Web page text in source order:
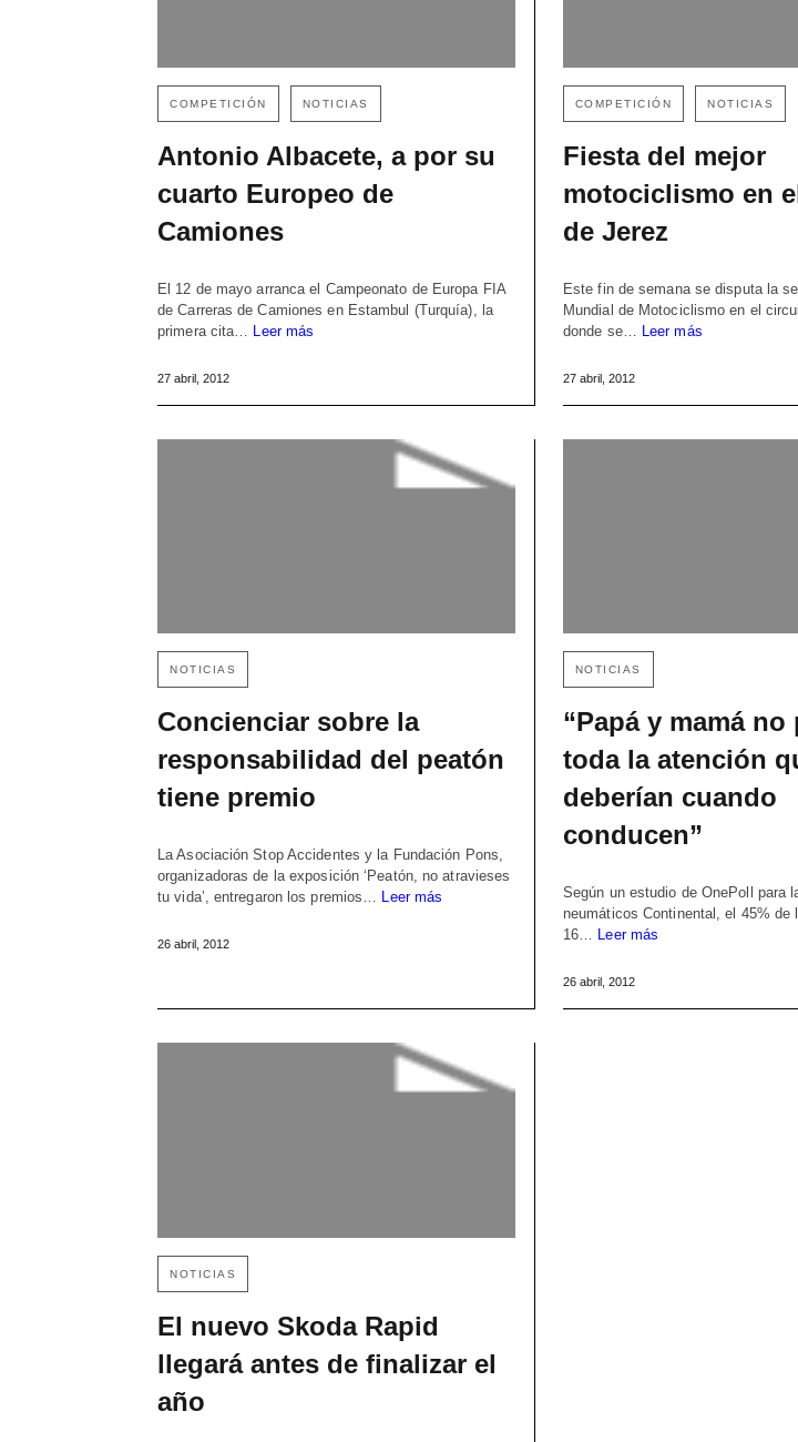
COMPETICIÓN NOTICIAS
Antonio Albacete, a por su
cuarto Europeo de
Camiones
El 12 de mayo arranca el Campeonato de Europa FIA
de Carreras de Camiones en Estambul (Turquía), la
primera cita…
Leer más
27 abril, 2012
COMPETICIÓN NOTICIAS
Fiesta del mejor
motociclismo en
de Jerez
Este fin de semana se disputa la
Mundial de Motociclismo en el
donde se…
Leer más
27 abril, 2012
NOTICIAS
Concienciar sobre la
responsabilidad del peatón
tiene premio
La Asociación Stop Accidentes y la Fundación Pons,
organizadoras de la exposición ‘Peatón, no atravieses
tu vida’, entregaron los premios… Leer más
26 abril, 2012
NOTICIAS
“Papá y mamá no
toda la atención
deberían cuando
conducen”
Según un estudio de OnePoll para
neumáticos Continental, el 45% de
16… Leer más
26 abril, 2012
NOTICIAS
El nuevo Skoda Rapid
llegará antes de finalizar el
año